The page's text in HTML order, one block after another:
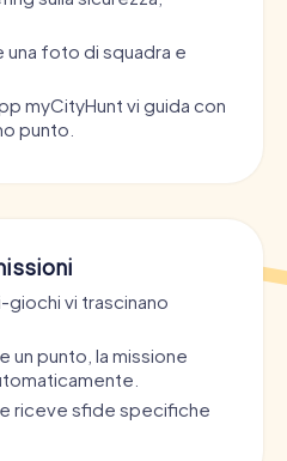
una foto di squadra e
myCityHunt vi guida con
punto.
giochi vi trascinano
un punto, la missione
riceve sfide specifiche